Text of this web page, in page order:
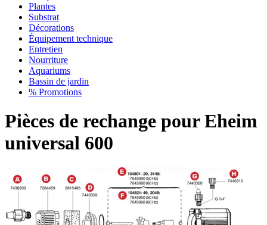
Plantes
Substrat
Décorations
Équipement technique
Entretien
Nourriture
Aquariums
Bassin de jardin
% Promotions
Pièces de rechange pour Eheim
universal 600